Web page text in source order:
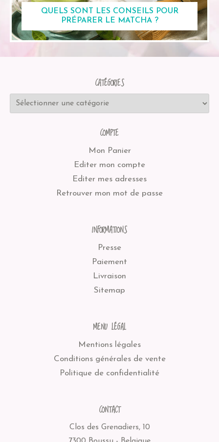
QUELS SONT LES CONSEILS POUR
PRÉPARER LE MATCHA ?
CATÉGORIES
COMPTE
Mon Panier
Editer mon compte
Editer mes adresses
Retrouver mon mot de passe
INFORMATIONS
Presse
Paiement
Livraison
Sitemap
MENU LÉGAL
Mentions légales
Conditions générales de vente
Politique de confidentialité
CONTACT
Clos des Grenadiers, 10